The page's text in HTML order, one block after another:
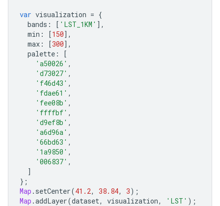
var visualization = {
bands : [ 'LST_1KM' ],
min : [150],
max : [300],
palette :
[
'a50026' ,
'd73027' ,
'f46d43' ,
'fdae61' ,
'fee08b' ,
'ffffbf' ,
'd9ef8b' ,
'a6d96a' ,
'66bd63' ,
'1a9850' ,
'006837' ,
]
};
Map . setCenter(41.2, 38.84, 3);
Map .addLayer(dataset, visualization, 'LST' );